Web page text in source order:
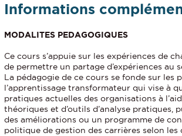
Informations
MODALITES PEDAGOGIQUES
Ce cours s’appuie sur les expériences de
de permettre un partage d’expériences au
La pédagogie de ce cours se fonde sur les
l’apprentissage transformateur qui vise à
pratiques actuelles des organisations à
théoriques et d’outils d’analyse pratiques,
des améliorations ou un programme de
politique de gestion des carrières selon les